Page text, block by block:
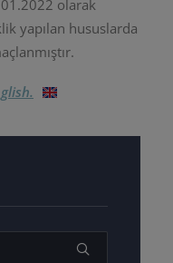
olarak
yapılan hususlarda